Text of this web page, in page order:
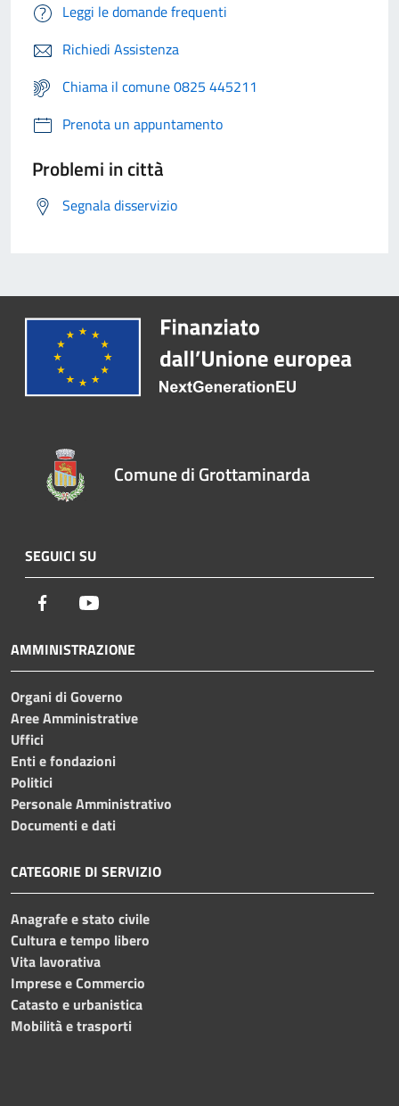
Leggi le domande frequenti
Richiedi Assistenza
Chiama il comune 0825 445211
Prenota un appuntamento
Problemi in città
Segnala disservizio
Comune di Grottaminarda
SEGUICI SU
Facebook
AMMINISTRAZIONE
Organi di Governo
Aree Amministrative
Uffici
Enti e fondazioni
Politici
Personale Amministrativo
Documenti e dati
CATEGORIE DI SERVIZIO
Anagrafe e stato civile
Cultura e tempo libero
Vita lavorativa
Imprese e Commercio
Catasto e urbanistica
Mobilità e trasporti